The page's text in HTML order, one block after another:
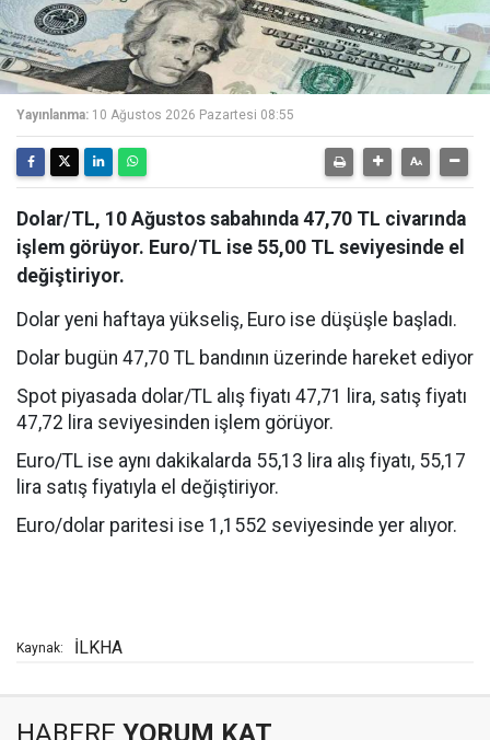
Yayınlanma: 10 Ağustos 2026 Pazartesi 08:55
Dolar/TL, 10 Ağustos sabahında 47,70 TL civarında
işlem görüyor. Euro/TL ise 55,00 TL seviyesinde el
değiştiriyor.
Dolar yeni haftaya yükseliş, Euro ise düşüşle başladı.
Dolar bugün 47,70 TL bandının üzerinde hareket ediyor
Spot piyasada dolar/TL alış fiyatı 47,71 lira, satış fiyatı
47,72 lira seviyesinden işlem görüyor.
Euro/TL ise aynı dakikalarda 55,13 lira alış fiyatı, 55,17
lira satış fiyatıyla el değiştiriyor.
Euro/dolar paritesi ise 1,1552 seviyesinde yer alıyor.
Kaynak: İLKHA
HABERE YORUM KAT